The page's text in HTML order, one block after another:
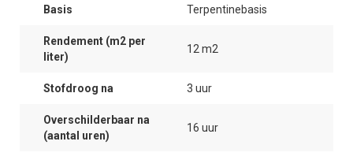
Basis Terpentinebasis
Rendement (m2 per
liter)
12 m2
Stofdroog na 3 uur
Overschilderbaar na
(aantal uren)
16 uur